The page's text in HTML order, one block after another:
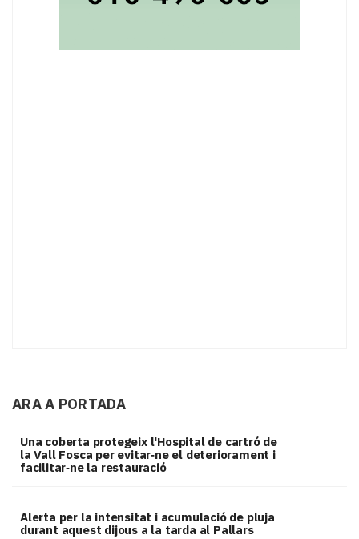
ARA A PORTADA
Una coberta protegeix l'Hospital de cartró de
la Vall Fosca per evitar‑ne el deteriorament i
facilitar‑ne la restauració
Alerta per la intensitat i acumulació de pluja
durant aquest dijous a la tarda al Pallars